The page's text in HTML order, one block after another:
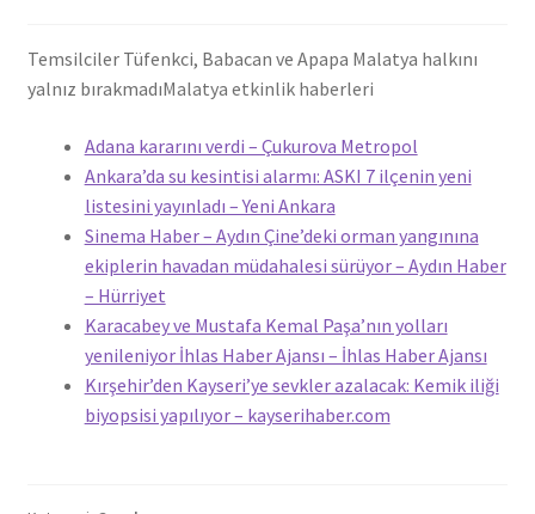
Temsilciler Tüfenkci, Babacan ve Apapa Malatya halkını
yalnız bırakmadıMalatya etkinlik haberleri
Adana kararını verdi – Çukurova Metropol
Ankara’da su kesintisi alarmı: ASKI 7 ilçenin yeni
listesini yayınladı – Yeni Ankara
Sinema Haber – Aydın Çine’deki orman yangınına
ekiplerin havadan müdahalesi sürüyor – Aydın Haber
– Hürriyet
Karacabey ve Mustafa Kemal Paşa’nın yolları
yenileniyor İhlas Haber Ajansı – İhlas Haber Ajansı
Kırşehir’den Kayseri’ye sevkler azalacak: Kemik iliği
biyopsisi yapılıyor – kayserihaber.com